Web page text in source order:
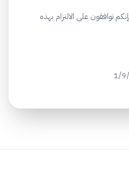
توافقون على الالتزام بهذه